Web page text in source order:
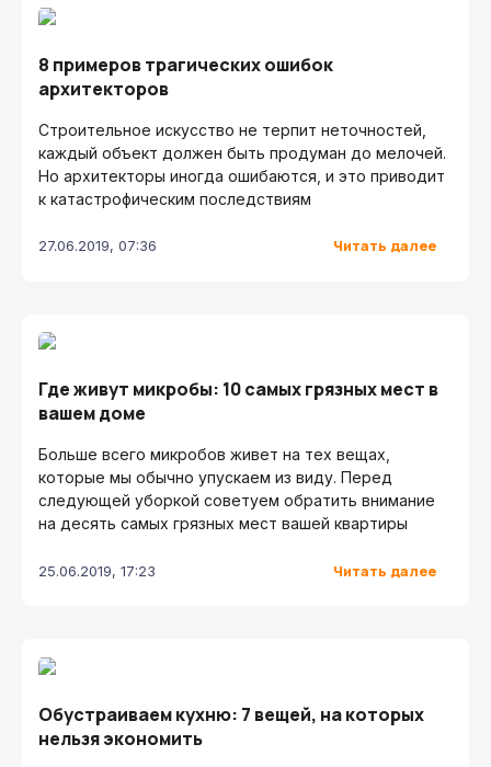
8 примеров трагических ошибок
архитекторов
Строительное искусство не терпит неточностей,
каждый объект должен быть продуман до мелочей.
Но архитекторы иногда ошибаются, и это приводит
к катастрофическим последствиям
27.06.2019, 07:36 Читать далее
Где живут микробы: 10 самых грязных мест в
вашем доме
Больше всего микробов живет на тех вещах,
которые мы обычно упускаем из виду. Перед
следующей уборкой советуем обратить внимание
на десять самых грязных мест вашей квартиры
25.06.2019, 17:23 Читать далее
Обустраиваем кухню: 7 вещей, на которых
нельзя экономить